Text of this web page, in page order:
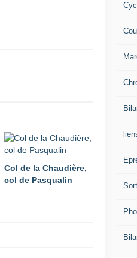
Col de la Chaudière,
col de Pasqualin